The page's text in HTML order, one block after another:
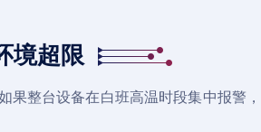
境超限
整台设备在白班高温时段集中报警，